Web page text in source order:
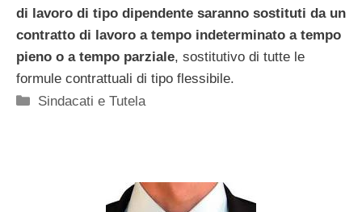
di lavoro di tipo dipendente saranno sostituti da un
contratto di lavoro a tempo indeterminato a tempo
pieno o a tempo parziale, sostitutivo di tutte le
formule contrattuali di tipo flessibile.
Categorie
Sindacati e Tutela